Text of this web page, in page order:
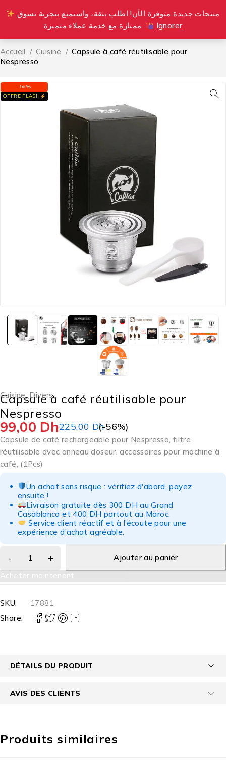
ممتازة مع خدمة عملاء متميزة.
Ignorer
0
Accueil / Cuisine / Capsule à café réutilisable pour
Nespresso
-56%
OFFRE FLASH
Cuisine Divers
Capsule à café réutilisable pour
Nespresso
225,00Dh
99,00 Dh (-56%)
Capsule de café rechargeable pour Nespresso, filtre
réutilisable avec anneau doseur, accessoires pour machine à
café, (1Pcs)
Un achat sans risque : vérifiez d'abord, payez
ensuite !
Livraison gratuite dès 300 DH au Grand
Casablanca et 400 DH partout au Maroc.
Service client réactif et à l’écoute pour une
expérience d’achat agréable.
Ajouter au panier
Acheter maintenant
SKU:
17881
Share:
DÉTAILS DU PRODUIT
AVIS DES CLIENTS
Produits similaires